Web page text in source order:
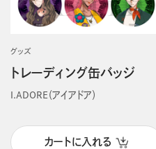
グッズ
トレーディング缶バッジ
I.ADORE（アイアドア）
カートに入れる